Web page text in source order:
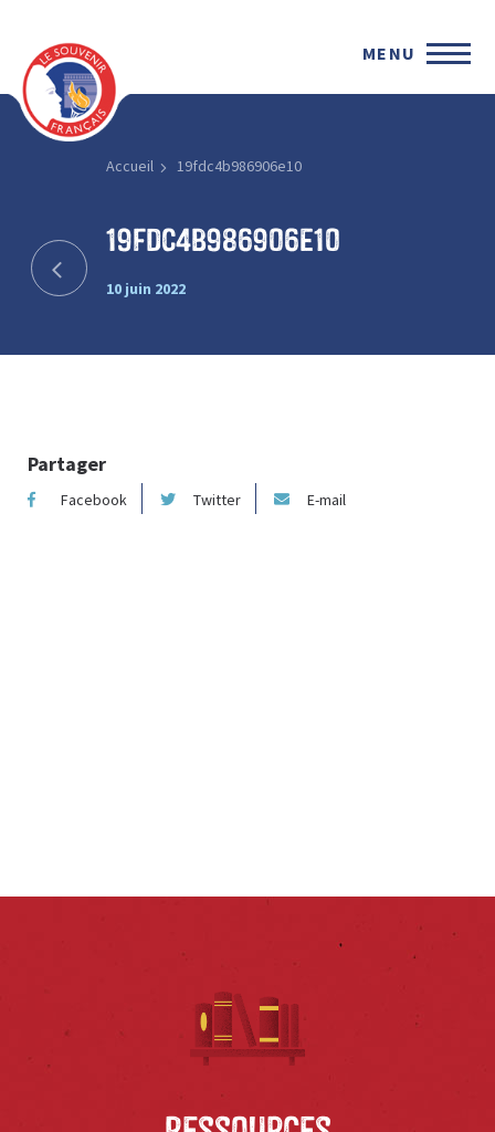
MENU
Accueil 19fdc4b986906e10
19fdc4b986906e10
10 juin 2022
Partager
Facebook Twitter E-mail